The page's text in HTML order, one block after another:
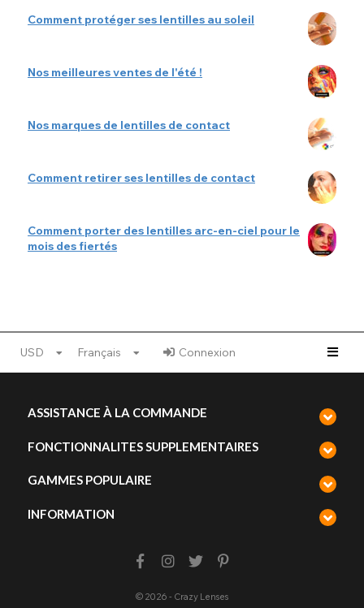
Comment protéger ses lentilles au soleil
Nos meilleures ventes de l'été !
Nos marques de lentilles de contact
Comment retirer ses lentilles de contact
Comment porter des lentilles arc-en-ciel pour le
mois des fiertés
USD Français Connexion
ASSISTANCE À LA COMMANDE
FONCTIONNALITES SUPPLEMENTAIRES
GAMMES POPULAIRE
INFORMATION
© 2026 - Crazy Lenses